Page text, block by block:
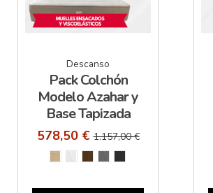
Descanso
Pack Colchón
Modelo Azahar y
Base Tapizada
578,50 €1.157,00 €